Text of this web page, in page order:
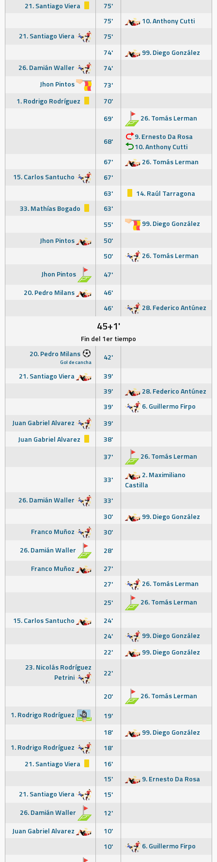
21. Santiago Viera
75'
75'
10. Anthony Cutti
21. Santiago Viera
75'
74'
99. Diego González
26. Damián Waller
74'
Jhon Pintos
73'
1. Rodrigo Rodríguez
70'
69'
26. Tomás Lerman
68'
9. Ernesto Da Rosa
10. Anthony Cutti
67'
26. Tomás Lerman
15. Carlos Santucho
67'
63'
14. Raúl Tarragona
33. Mathías Bogado
63'
55'
99. Diego González
Jhon Pintos
50'
50'
26. Tomás Lerman
Jhon Pintos
47'
20. Pedro Milans
46'
46'
28. Federico Antúnez
45+1'
Fin del 1er tiempo
20. Pedro Milans
Gol de cancha
42'
21. Santiago Viera
39'
39'
28. Federico Antúnez
39'
6. Guillermo Firpo
Juan Gabriel Alvarez
39'
Juan Gabriel Alvarez
38'
37'
26. Tomás Lerman
33'
2. Maximiliano
Castilla
26. Damián Waller
33'
30'
99. Diego González
Franco Muñoz
30'
26. Damián Waller
28'
Franco Muñoz
27'
27'
26. Tomás Lerman
25'
26. Tomás Lerman
15. Carlos Santucho
24'
24'
99. Diego González
22'
99. Diego González
23. Nicolás Rodríguez
Petrini
22'
20'
26. Tomás Lerman
1. Rodrigo Rodríguez
19'
18'
99. Diego González
1. Rodrigo Rodríguez
18'
21. Santiago Viera
16'
15'
9. Ernesto Da Rosa
21. Santiago Viera
15'
26. Damián Waller
12'
Juan Gabriel Alvarez
10'
10'
6. Guillermo Firpo